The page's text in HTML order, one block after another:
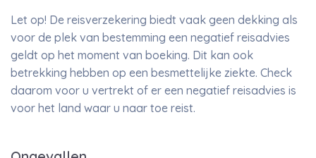
Let op! De reisverzekering biedt vaak geen dekking als
voor de plek van bestemming een negatief reisadvies
geldt op het moment van boeking. Dit kan ook
betrekking hebben op een besmettelijke ziekte. Check
daarom voor u vertrekt of er een negatief reisadvies is
voor het land waar u naar toe reist.